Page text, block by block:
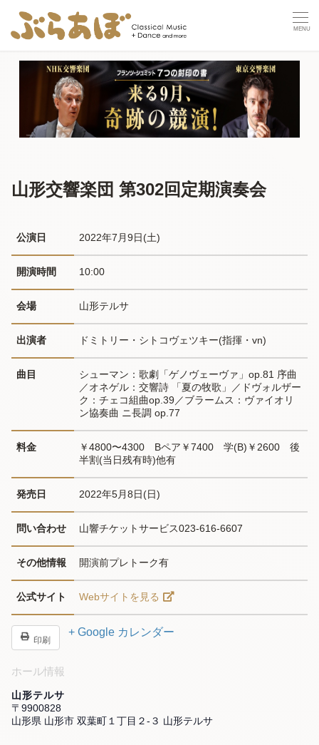
山形交響楽団 第302回定期演奏会
公演日 2022年7月9日(土)
開演時間 10:00
会場 山形テルサ
出演者 ドミトリー・シトコヴェツキー(指揮・vn)
曲目
シューマン：歌劇「ゲノヴェーヴァ」op.81 序曲
／オネゲル：交響詩 「夏の牧歌」／ドヴォルザー
ク：チェコ組曲op.39／ブラームス：ヴァイオリ
ン協奏曲 ニ長調 op.77
料金
￥4800〜4300　Bペア￥7400　学(B)￥2600　後
半割(当日残有時)他有
発売日 2022年5月8日(日)
問い合わせ 山響チケットサービス023-616-6607
その他情報 開演前プレトーク有
公式サイト Webサイトを見る
印刷
+ Google カレンダー
ホール情報
山形テルサ
〒9900828
山形県 山形市 双葉町１丁目２-３ 山形テルサ